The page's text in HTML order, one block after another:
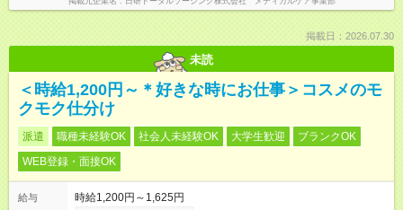
掲載日：2026.07.30
未読
＜時給1,200円～＊好きな時にお仕事＞コスメのモ
クモク仕分け
派遣 職種未経験OK 社会人未経験OK 大学生歓迎
ブランクOK
WEB登録・面接OK
給与
時給1,200円～1,625円